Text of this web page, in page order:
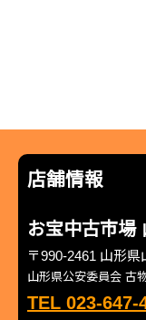
店舗情報
お宝中古市場
〒990-2461 山形
山形県公安委員会 古
TEL 023-647-